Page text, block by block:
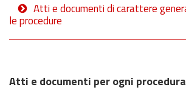
Atti e documenti di carattere
le procedure
Atti e documenti per ogni procedura